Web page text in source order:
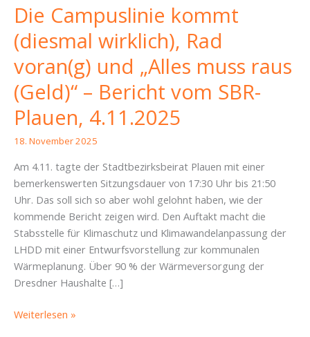
Die Campuslinie kommt
(diesmal wirklich), Rad
voran(g) und „Alles muss raus
(Geld)“ – Bericht vom SBR-
Plauen, 4.11.2025
18. November 2025
Am 4.11. tagte der Stadtbezirksbeirat Plauen mit einer
bemerkenswerten Sitzungsdauer von 17:30 Uhr bis 21:50
Uhr. Das soll sich so aber wohl gelohnt haben, wie der
kommende Bericht zeigen wird. Den Auftakt macht die
Stabsstelle für Klimaschutz und Klimawandelanpassung der
LHDD mit einer Entwurfsvorstellung zur kommunalen
Wärmeplanung. Über 90 % der Wärmeversorgung der
Dresdner Haushalte […]
Die
Weiterlesen »